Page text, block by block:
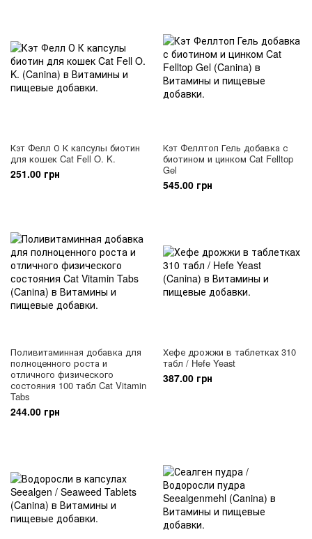
Кэт Фелл О К капсулы биотин
для кошек Cat Fell O. K.
251.00 грн
Кэт Феллтоп Гель добавка с
биотином и цинком Cat Felltop
Gel
545.00 грн
Поливитаминная добавка для
полноценного роста и
отличного физического
состояния 100 табл Cat Vitamin
Tabs
244.00 грн
Хефе дрожжи в таблетках 310
табл / Hefe Yeast
387.00 грн